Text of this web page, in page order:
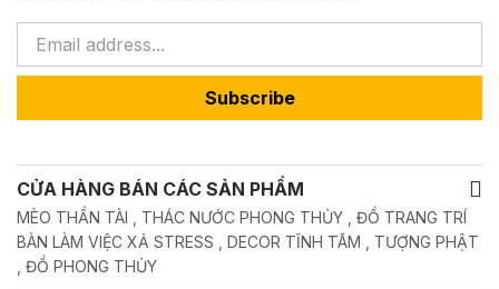
Subscribe
CỬA HÀNG BÁN CÁC SẢN PHẨM
MÈO THẦN TÀI , THÁC NƯỚC PHONG THỦY , ĐỒ TRANG TRÍ
BÀN LÀM VIỆC XẢ STRESS , DECOR TĨNH TÂM , TƯỢNG PHẬT
, ĐỒ PHONG THỦY